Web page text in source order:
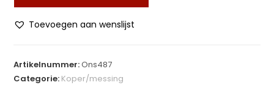
Toevoegen aan wenslijst
Artikelnummer:Ons487
Categorie: Koper/messing